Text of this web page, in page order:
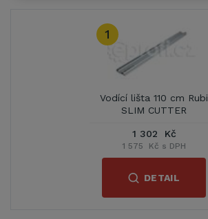
1
Vodící lišta 110 cm Rubi
SLIM CUTTER
1 302 Kč
1 575 Kč s DPH
DETAIL